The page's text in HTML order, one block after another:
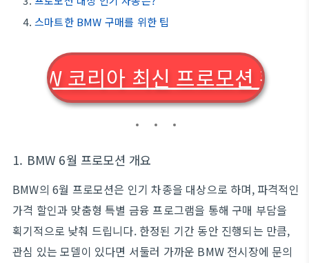
스마트한 BMW 구매를 위한 팁
BMW 코리아 최신 프로모션 확인
1. BMW 6월 프로모션 개요
BMW의 6월 프로모션은 인기 차종을 대상으로 하며, 파격적인
가격 할인과 맞춤형 특별 금융 프로그램을 통해 구매 부담을
획기적으로 낮춰 드립니다. 한정된 기간 동안 진행되는 만큼,
관심 있는 모델이 있다면 서둘러 가까운 BMW 전시장에 문의